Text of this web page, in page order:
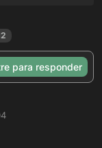
para responder